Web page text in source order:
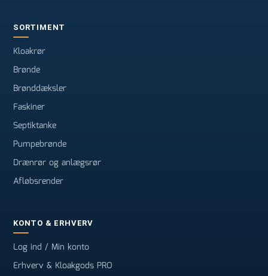
SORTIMENT
Kloakrør
Brønde
Brønddæksler
Faskiner
Septiktanke
Pumpebrønde
Drænrør og anlægsrør
Afløbsrender
KONTO & ERHVERV
Log ind / Min konto
Erhverv & Kloakgods PRO